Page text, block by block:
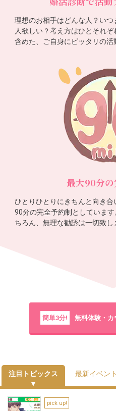
理想のお相手はどんな人？い
人欲しい？考え方はひとそれ
含めた、ご自身にピッタリの活
最大90分
ひとりひとりにきちんと向き
90分の完全予約制としていま
ちろん、無理な勧誘は一切致し
簡単3分! 無料体験・カ
注目トピックス 最新イベント
pick up!